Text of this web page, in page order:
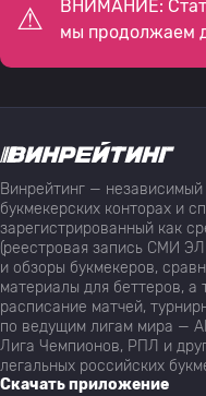
ВНИМАНИЕ:
мы продолжаем
Винрейтинг —
букмекерских конторах и
зарегистрированный как
(реестровая запись СМИ
и обзоры букмекеров,
материалы для беттеров, а
расписание матчей,
по ведущим лигам мира —
Лига Чемпионов, РПЛ и
легальных российских
Скачать приложение